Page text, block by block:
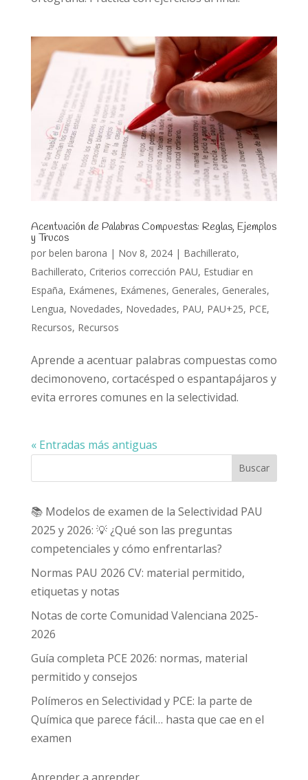
Acentuación de Palabras Compuestas: Reglas, Ejemplos
y Trucos
por belen barona | Nov 8, 2024| Bachillerato,
Bachillerato, Criterios corrección PAU, Estudiar en
España, Exámenes, Exámenes, Generales, Generales,
Lengua, Novedades, Novedades, PAU, PAU+25, PCE,
Recursos, Recursos
Aprende a acentuar palabras compuestas como
decimonoveno, cortacésped o espantapájaros y
evita errores comunes en la selectividad.
« Entradas más antiguas
Buscar
📚 Modelos de examen de la Selectividad PAU
2025 y 2026: 💡 ¿Qué son las preguntas
competenciales y cómo enfrentarlas?
Normas PAU 2026 CV: material permitido,
etiquetas y notas
Notas de corte Comunidad Valenciana 2025-
2026
Guía completa PCE 2026: normas, material
permitido y consejos
Polímeros en Selectividad y PCE: la parte de
Química que parece fácil… hasta que cae en el
examen
Aprender a aprender